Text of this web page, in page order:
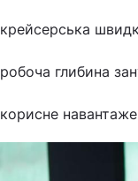
крейсерська
робоча глибина
корисне